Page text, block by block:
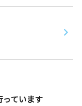
っています